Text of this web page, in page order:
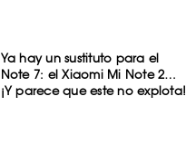
Ya hay un sustituto para el
Note 7: el Xiaomi Mi Note 2…
¡Y parece que este no explota!